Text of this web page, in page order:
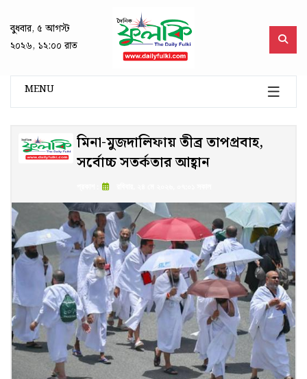
বুধবার, ৫ আগস্ট
২০২৬, ১২:০০ রাত
MENU
মিনা-মুজদালিফায় তীব্র তাপপ্রবাহ,
সর্বোচ্চ সতর্কতার আহ্বান